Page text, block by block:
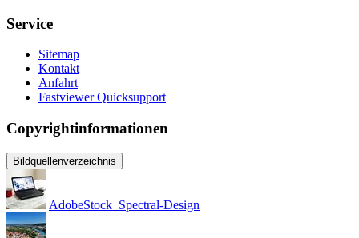
Service
Sitemap
Kontakt
Anfahrt
Fastviewer Quicksupport
Copyrightinformationen
Bildquellenverzeichnis
AdobeStock_Spectral-Design